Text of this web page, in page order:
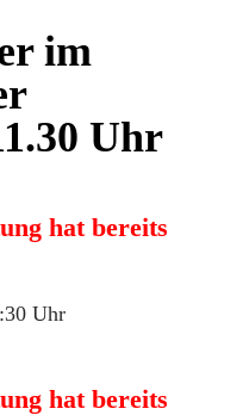
im
Uhr
hat bereits
Uhr
hat bereits